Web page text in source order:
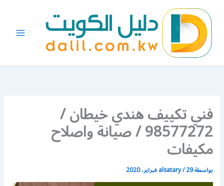
المحتوى
فني تكييف هندي خيطان /
98577272 / صيانة واصلاح
مكيفات
بواسطة alsatary/29 فبراير، 2020